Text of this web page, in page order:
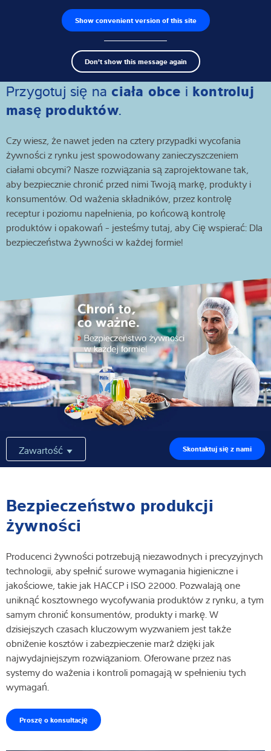
Show convenient version of this site
Don't show this message again
Wyszukiwarka produktów Praca
Search
term
Czujniki wagowe
Terminale wagowe
Wagi przemysłowe
Rozwiązania w zakresie inspekcji
Oprogramowanie
Rozwiązania indywidualne
Serwis
Wiedza i doświadczenie
O nas
Aktualności
Wyszukiwarka produktów
Przygotuj się na ciała obce i kontroluj
masę produktów.
Czy wiesz, że nawet jeden na cztery przypadki wycofania
żywności z rynku jest spowodowany zanieczyszczeniem
ciałami obcymi? Nasze rozwiązania są zaprojektowane tak,
aby bezpiecznie chronić przed nimi Twoją markę, produkty i
konsumentów. Od ważenia składników, przez kontrolę
receptur i poziomu napełnienia, po końcową kontrolę
produktów i opakowań - jesteśmy tutaj, aby Cię wspierać: Dla
bezpieczeństwa żywności w każdej formie!
Zawartość Skontaktuj się z nami
Bezpieczeństwo produkcji
żywności
Producenci żywności potrzebują niezawodnych i precyzyjnych
technologii, aby spełnić surowe wymagania higieniczne i
jakościowe, takie jak HACCP i ISO 22000. Pozwalają one
uniknąć kosztownego wycofywania produktów z rynku, a tym
samym chronić konsumentów, produkty i markę. W
dzisiejszych czasach kluczowym wyzwaniem jest także
obniżenie kosztów i zabezpieczenie marż dzięki jak
najwydajniejszym rozwiązaniom. Oferowane przez nas
systemy do ważenia i kontroli pomagają w spełnieniu tych
wymagań.
Proszę o konsultację